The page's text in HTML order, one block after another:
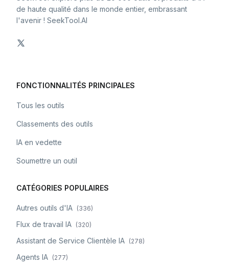
de haute qualité dans le monde entier, embrassant
l'avenir ! SeekTool.AI
FONCTIONNALITÉS PRINCIPALES
Tous les outils
Classements des outils
IA en vedette
Soumettre un outil
CATÉGORIES POPULAIRES
Autres outils d'IA (336)
Flux de travail IA (320)
Assistant de Service Clientèle IA (278)
Agents IA (277)